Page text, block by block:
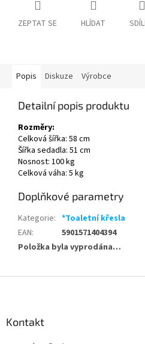
ZEPTAT SE HLÍDAT
Popis Diskuze Výrobce
Detailní popis produktu
Rozměry:
Celková šířka: 58 cm
Šířka sedadla: 51 cm
Nosnost: 100 kg
Celková váha: 5 kg
Doplňkové parametry
Kategorie: *Toaletní křesla
EAN:
5901571404394
Položka byla vyprodána…
Kontakt